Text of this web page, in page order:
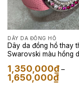
DÂY DA ĐỒNG HỒ
Dây da đồng hồ thay
Swarovski màu hồng
1,350,000₫ –
1,650,000₫Khoảng
giá: